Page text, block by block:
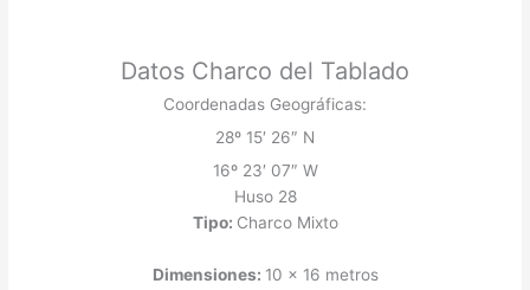
Datos Charco del Tablado
Coordenadas Geográficas:
28º 15′ 26″ N
16º 23′ 07″ W
Huso 28
Tipo: Charco Mixto
Dimensiones: 10 x 16 metros